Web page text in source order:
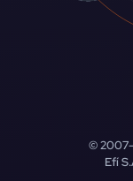
© 2007-
Efí